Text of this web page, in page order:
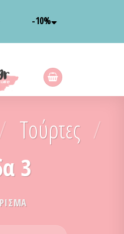
-10%
/ Τούρτες /
3